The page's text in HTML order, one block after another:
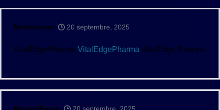
Michealvem 20 septembre, 2025
VitalEdgePharma VitalEdgePharma VitalEdge Pharma